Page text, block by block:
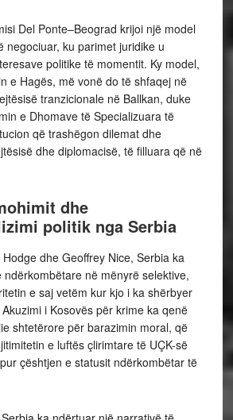
Del Ponte–Beograd krijoi një model
negociuar, ku parimet juridike u
politike të momentit. Ky model,
e Hagës, më vonë do të shfaqej në
tranzicionale në Ballkan, duke
e Dhomave të Specializuara të
që trashëgon dilemat dhe
dhe diplomacisë, të filluara që në
dhe
politik nga Serbia
dhe Geoffrey Nice, Serbia ka
në mënyrë selektive,
e saj vetëm kur kjo i ka shërbyer
i Kosovës për krime ka qenë
shtetërore për barazimin moral, që
e luftës çlirimtare të UÇK-së
çështjen e statusit ndërkombëtar të